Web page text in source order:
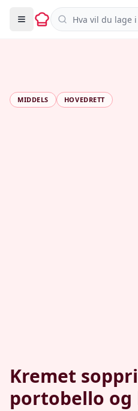
Søk i oppskrifter
MIDDELS HOVEDRETT
Kremet
portobello